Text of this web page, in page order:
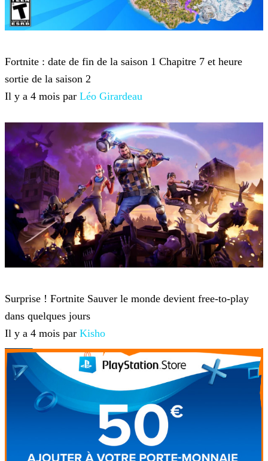
Fortnite : date de fin de la saison 1 Chapitre 7 et heure
sortie de la saison 2
Il y a 4 mois par Léo Girardeau
Surprise ! Fortnite Sauver le monde devient free-to-play
dans quelques jours
Il y a 4 mois par Kisho